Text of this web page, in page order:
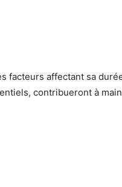
facteurs affectant sa
contribueront à